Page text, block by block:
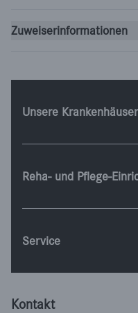
Zuweiserinformationen
Unsere Krankenhäuser
Reha- und Pflege-
Service
Kontakt